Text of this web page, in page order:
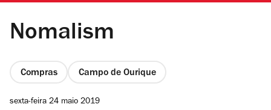
Nomalism
Compras Campo de Ourique
sexta-feira 24 maio 2019